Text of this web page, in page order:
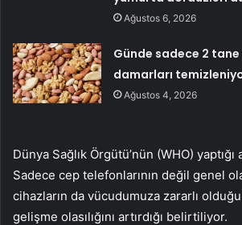
Ağustos 6, 2026
Günde sadece 2
damarları
Ağustos 4, 2026
Dünya Sağlık Örgütü’nün (WHO) yaptığı
Sadece cep telefonlarının değil genel
cihazların da vücudumuza zararlı
gelişme olasılığını artırdığı belirtiliyor.